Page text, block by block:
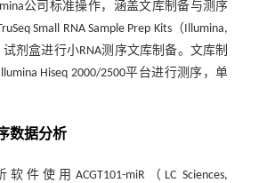
公司标准操作，涵盖文库制备与测序
Small RNA Sample Prep Kits（Illumina,
试剂盒进行小RNA测序文库制备。文库制
Hiseq 2000/2500平台进行测序，单
数据分析
件使用ACGT101-miR（LC Sciences,